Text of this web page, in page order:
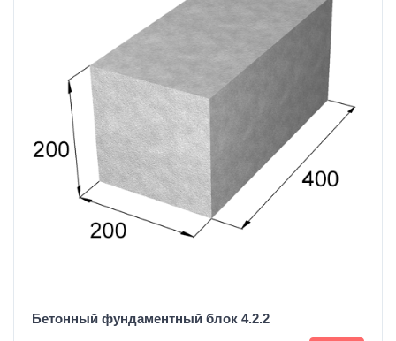
Бетонный фундаментный блок 4.2.2